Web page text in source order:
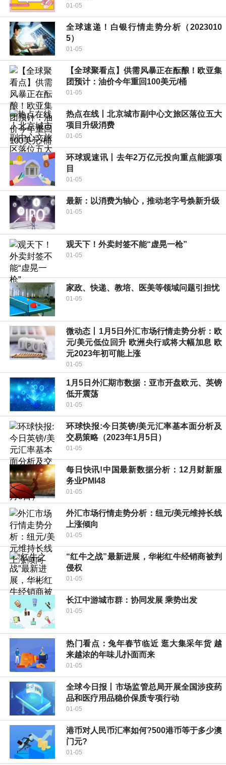
01-05
全球速递！白银行情走势分析（2023010
5）
01-05
【全球聚看点】供需风暴正在酝酿！欧亚集
团预计：油价今年重回100美元/桶
01-05
热点在线丨北京城市副中心文旅区落位五大
项目升级消费
01-05
环球观速讯丨去年2万亿元投向重点能源项
目
01-05
最新：以消费为轴心，推动老字号焕新升级
01-05
观天下！外卖封签不能“虚晃一枪”
01-05
家政、快递、教培、医美等领域问题引担忧
01-05
微动态丨1月5日外汇市场行情走势分析：欧
元/美元低位回升 欧洲央行或将大幅加息 欧
元2023年初可能上涨
01-05
1月5日外汇期市数据：亚市开盘欧元、英镑
低开震荡
01-05
环球快报:今日英镑/美元汇率基本面分析及
交易策略（2023年1月5日）
01-05
每日快讯!中国最新数据分析：12月财新服
务业PMI48
01-05
外汇市场行情走势分析：纽元/美元维持长线
上涨倾向
01-05
“红牛之战”最新进展，华彬红牛经销商被判
侵权
01-05
长江中游城市群：协同发展 乘势出发
01-05
热门看点：兔年春节临近 逛大集采年货 越
来越浓的年味儿扑面而来
01-05
全球今日报丨市场监管总局开展全国涉疫药
品和医疗用品稳价保质专项行动
01-05
港币对人民币汇率如何?500港币等于多少澳
门元?
01-05